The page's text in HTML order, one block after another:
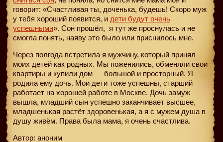
говорит: «Счастливая ты, доченька, будешь! Скоро муж
у тебя хороший появится, и дети будут очень
успешными». Сон прошёл, я тут же проснулась и не
смогла понять, наяву это было или приснилось мне.
Через полгода встретила я мужчину, который принял
моих детей как родных. Мы поженились, обменяли свои
квартиры и купили дом — большой и просторный. Я
родила ему дочь. Мои дети тоже успешны, старший
работает на хорошей работе в Москве. Дочь замуж
вышла, младший сын успешно заканчивает высшее,
младшенькая растёт здоровенькая, а я с мужем душа в
душу живём. Права была мама, я очень счастлива.
Автор: аноним